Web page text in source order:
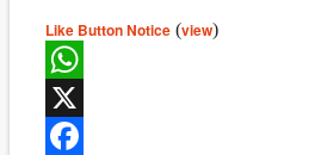
Like Button Notice (view)
WhatsApp
X